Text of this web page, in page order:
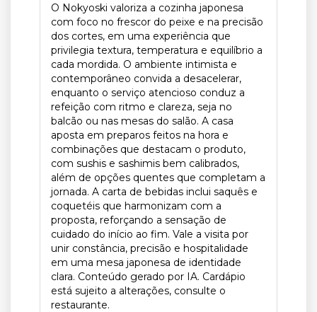
O Nokyoski valoriza a cozinha japonesa
com foco no frescor do peixe e na precisão
dos cortes, em uma experiência que
privilegia textura, temperatura e equilíbrio a
cada mordida. O ambiente intimista e
contemporâneo convida a desacelerar,
enquanto o serviço atencioso conduz a
refeição com ritmo e clareza, seja no
balcão ou nas mesas do salão. A casa
aposta em preparos feitos na hora e
combinações que destacam o produto,
com sushis e sashimis bem calibrados,
além de opções quentes que completam a
jornada. A carta de bebidas inclui saquês e
coquetéis que harmonizam com a
proposta, reforçando a sensação de
cuidado do início ao fim. Vale a visita por
unir constância, precisão e hospitalidade
em uma mesa japonesa de identidade
clara. Conteúdo gerado por IA. Cardápio
está sujeito a alterações, consulte o
restaurante.